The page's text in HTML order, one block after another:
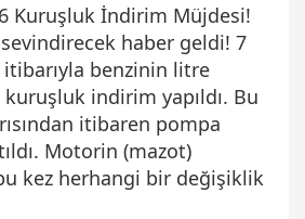
Kuruşluk İndirim Müjdesi!
haber geldi! 7
benzinin litre
indirim yapıldı. Bu
itibaren pompa
Motorin (mazot)
kez herhangi bir değişiklik